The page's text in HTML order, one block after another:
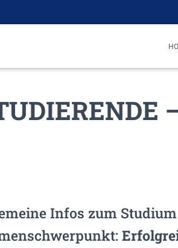
Infos zum Studium